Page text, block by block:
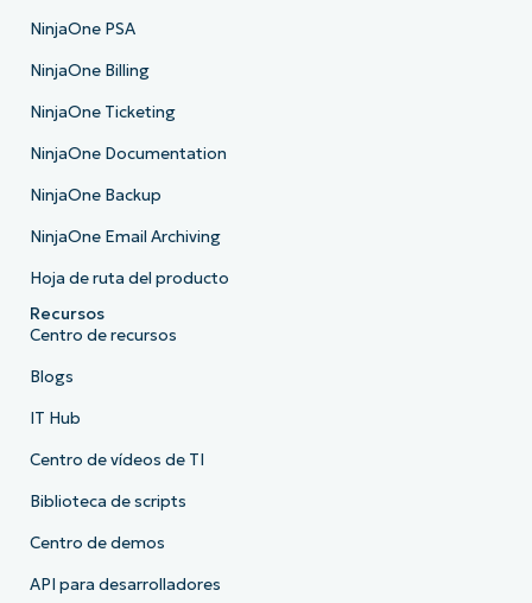
NinjaOne PSA
NinjaOne Billing
NinjaOne Ticketing
NinjaOne Documentation
NinjaOne Backup
NinjaOne Email Archiving
Hoja de ruta del producto
Recursos
Centro de recursos
Blogs
IT Hub
Centro de vídeos de TI
Biblioteca de scripts
Centro de demos
API para desarrolladores